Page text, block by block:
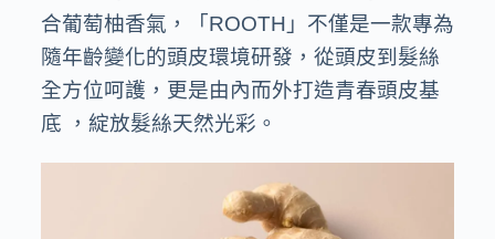
合葡萄柚香氣，「 ROOTH 」不僅是一款專為
隨年齡變化的頭皮環境研發，從頭皮到髮絲
全方位呵護，更是由內而外打造青春頭皮基
底 ，綻放髮絲天然光彩。